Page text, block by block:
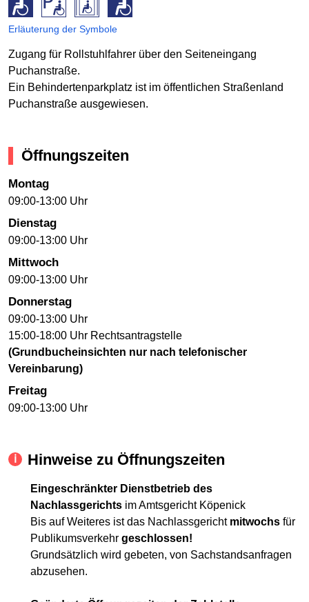
Erläuterung der Symbole
Zugang für Rollstuhlfahrer über den Seiteneingang
Puchanstraße.
Ein Behindertenparkplatz ist im öffentlichen Straßenland
Puchanstraße ausgewiesen.
Öffnungszeiten
Montag
09:00-13:00 Uhr
Dienstag
09:00-13:00 Uhr
Mittwoch
09:00-13:00 Uhr
Donnerstag
09:00-13:00 Uhr
15:00-18:00 Uhr Rechtsantragstelle
(Grundbucheinsichten nur nach telefonischer
Vereinbarung)
Freitag
09:00-13:00 Uhr
Hinweise zu Öffnungszeiten
Eingeschränkter Dienstbetrieb des
Nachlassgerichts im Amtsgericht Köpenick
Bis auf Weiteres ist das Nachlassgericht mitwochs für
Publikumsverkehr geschlossen!
Grundsätzlich wird gebeten, von Sachstandsanfragen
abzusehen.